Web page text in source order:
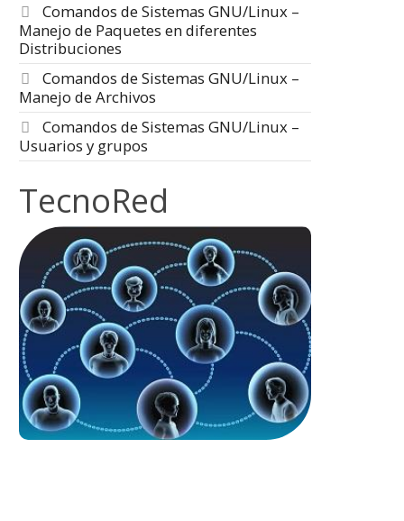
Comandos de Sistemas GNU/Linux –
Manejo de Paquetes en diferentes
Distribuciones
Comandos de Sistemas GNU/Linux –
Manejo de Archivos
Comandos de Sistemas GNU/Linux –
Usuarios y grupos
TecnoRed